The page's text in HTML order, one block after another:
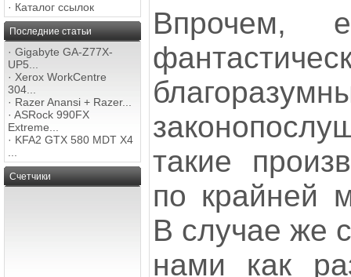
· Каталог ссылок
Последние статьи
· Gigabyte GA-Z77X-
UP5...
· Xerox WorkCentre
304...
· Razer Anansi + Razer...
· ASRock 990FX
Extreme...
· KFA2 GTX 580 MDT X4
Счетчики
Впрочем,
такие
по крайней
В случае же
нами как